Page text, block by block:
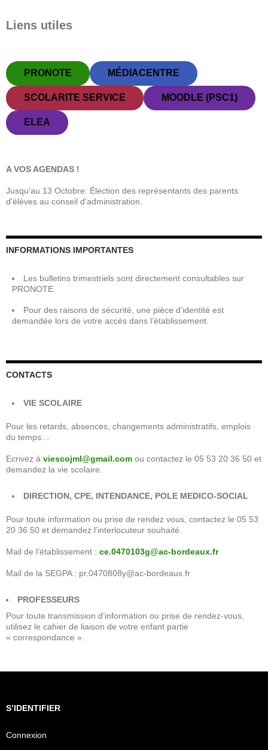
Liens utiles
PRONOTE MÉDIACENTRE
SCOLARITE SERVICE MOODLE (PSC1)
ELEA
A VOS AGENDAS !
Jusqu'au 13 Octobre: Élection des représentants des parents
d'élèves au conseil d'administration.
INFORMATIONS IMPORTANTES
Les bulletins trimestriels sont directement consultables sur
PRONOTE.
Pour des raisons de sécurité, une pièce d’identité est
demandée lors de votre accès dans l’établissement.
CONTACTS
VIE SCOLAIRE
Pour les retards, absences, changements administratifs, emplois
du temps…
Ecrivez à viescojml@gmail.com ou contactez le 05 53 20 36 50 et
demandez la vie scolaire.
DIRECTION, CPE, INTENDANCE, POLE MEDICO-SOCIAL
Pour toute information ou prise de rendez vous, contactez le 05 53
20 36 50 et demandez l’interlocuteur souhaité.
Mail de l’établissement : ce.0470103g@ac-bordeaux.fr
Mail de la SEGPA : pr.0470808y@ac-bordeaux.fr
PROFESSEURS
Pour toute transmission d’information ou prise de rendez-vous,
utilisez le cahier de liaison de votre enfant partie
« correspondance ».
S’IDENTIFIER
Connexion